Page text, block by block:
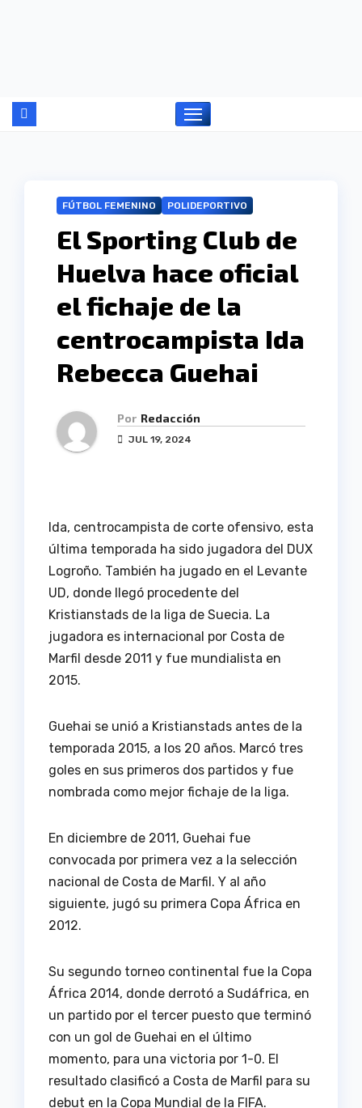
FÚTBOL FEMENINO POLIDEPORTIVO
El Sporting Club de
Huelva hace oficial
el fichaje de la
centrocampista Ida
Rebecca Guehai
Por Redacción
JUL 19, 2024
Ida, centrocampista de corte ofensivo, esta
última temporada ha sido jugadora del DUX
Logroño. También ha jugado en el Levante
UD, donde llegó procedente del
Kristianstads de la liga de Suecia. La
jugadora es internacional por Costa de
Marfil desde 2011 y fue mundialista en
2015.
Guehai se unió a Kristianstads antes de la
temporada 2015, a los 20 años. Marcó tres
goles en sus primeros dos partidos y fue
nombrada como mejor fichaje de la liga.
En diciembre de 2011, Guehai fue
convocada por primera vez a la selección
nacional de Costa de Marfil. Y al año
siguiente, jugó su primera Copa África en
2012.
Su segundo torneo continental fue la Copa
África 2014, donde derrotó a Sudáfrica, en
un partido por el tercer puesto que terminó
con un gol de Guehai en el último
momento, para una victoria por 1-0. El
resultado clasificó a Costa de Marfil para su
debut en la Copa Mundial de la FIFA.